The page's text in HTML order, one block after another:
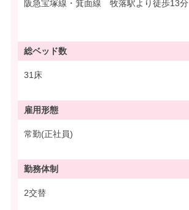
阪急宝塚線・箕面線 牧落駅より徒歩13分
総ベッド数
31床
雇用形態
常勤(正社員)
勤務体制
2交替